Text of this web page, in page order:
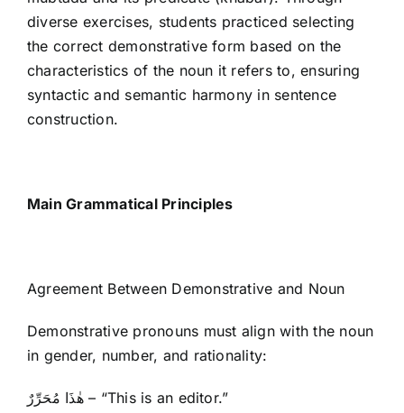
diverse exercises, students practiced selecting
the correct demonstrative form based on the
characteristics of the noun it refers to, ensuring
syntactic and semantic harmony in sentence
construction.
Main Grammatical Principles
Agreement Between Demonstrative and Noun
Demonstrative pronouns must align with the noun
in gender, number, and rationality:
هٰذَا مُحَرِّرٌ – “This is an editor.”